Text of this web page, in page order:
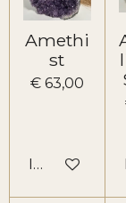
Amethi
st
€ 63,00
In